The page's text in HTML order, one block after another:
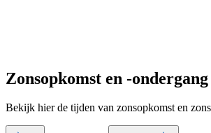
Zonsopkomst en -
Bekijk hier de tijden van zonsopkomst en